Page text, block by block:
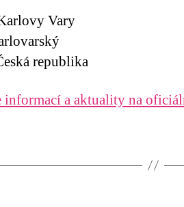
Vary
republika
informací a aktuality na